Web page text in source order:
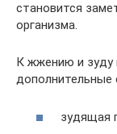
становится
организма.
К жжению и зуду
зудящая